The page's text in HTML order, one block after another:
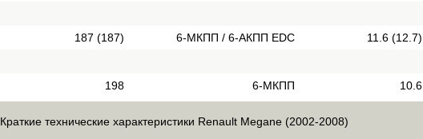
187 (187) 6-МКПП / 6-АКПП EDC 11.6 (12.7)
198 6-МКПП 10.6
Краткие технические характеристики Renault Megane (2002-2008)